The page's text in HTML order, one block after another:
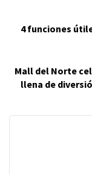
4 funciones
Mall del Norte
llena de